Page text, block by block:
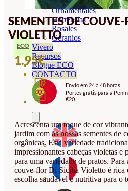
Ornamentales
Hortensias
Rosales
Geranios
Vivero
Recursos
Blogue ECO
CONTACTO
SEMENTES DE
VIOLETTO
ECO
1.95€
Envio em 24 a 48 horas
Portes grátis para a
€20.
Acrescenta um toque de cor
jardim com as nossas sementes
orgânicas. Esta variedade
impressionantes cabeças violetas
para uma variedade de pratos.
couve-flor Di Sicilia Violetto é rica
escolha saudável e nutritiva para o